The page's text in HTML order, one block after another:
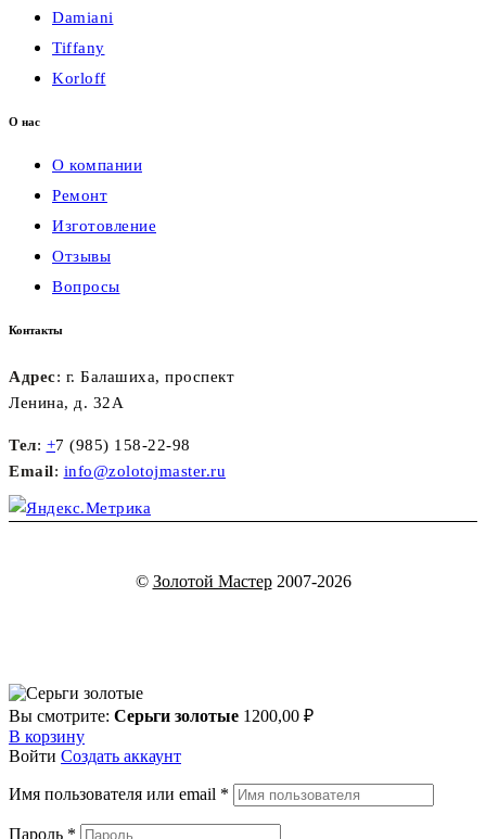
Damiani
Tiffany
Korloff
О нас
О компании
Ремонт
Изготовление
Отзывы
Вопросы
Контакты
Адрес: г. Балашиха, проспект
Ленина, д. 32А
Тел: +7 (985) 158-22-98
Email: info@zolotojmaster.ru
© Золотой Мастер2007-2026
Вы смотрите: Серьги золотые 1200,00 ₽
В корзину
Войти Создать аккаунт
Имя пользователя или email *
Пароль *